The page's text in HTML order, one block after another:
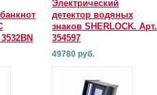
Электрический
детектор водяных
знаков SHERLOCK. Арт.
354597
49780 руб.